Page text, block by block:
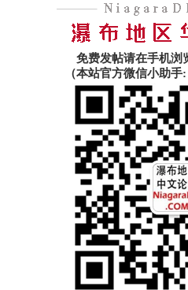
免费发帖请在手机浏
（本站官方微信小助